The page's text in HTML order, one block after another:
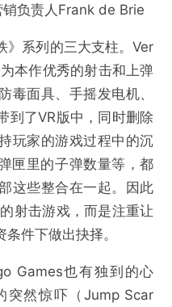
负责人Frank de Brie
》系列的三大支柱。Ver
本作优秀的射击和上弹
毒面具、手摇发电机、
到了VR版中，同时删除
玩家的游戏过程中的沉
匣里的子弹数量等，都
这些整合在一起。因此
射击游戏，而是注重让
件下做出抉择。
Games也有独到的心
突然惊吓（Jump Scar